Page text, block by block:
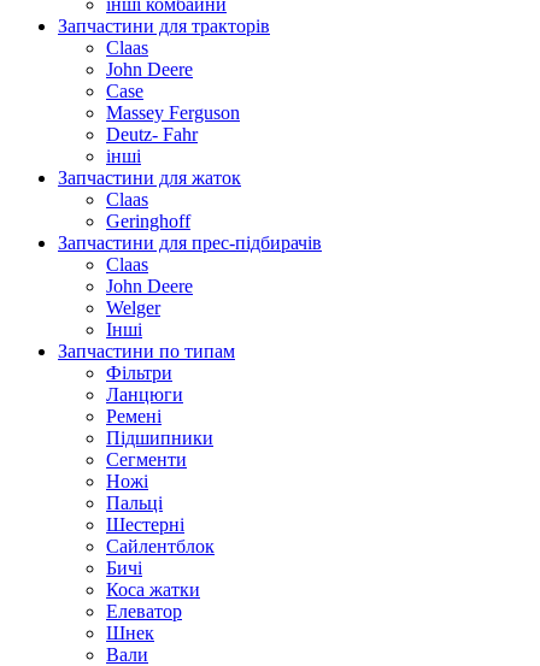
інші комбайни
Запчастини для тракторів
Claas
John Deere
Case
Massey Ferguson
Deutz- Fahr
інші
Запчастини для жаток
Claas
Geringhoff
Запчастини для прес-підбирачів
Claas
John Deere
Welger
Інші
Запчастини по типам
Фільтри
Ланцюги
Ремені
Підшипники
Сегменти
Ножі
Пальці
Шестерні
Сайлентблок
Бичі
Коса жатки
Елеватор
Шнек
Вали